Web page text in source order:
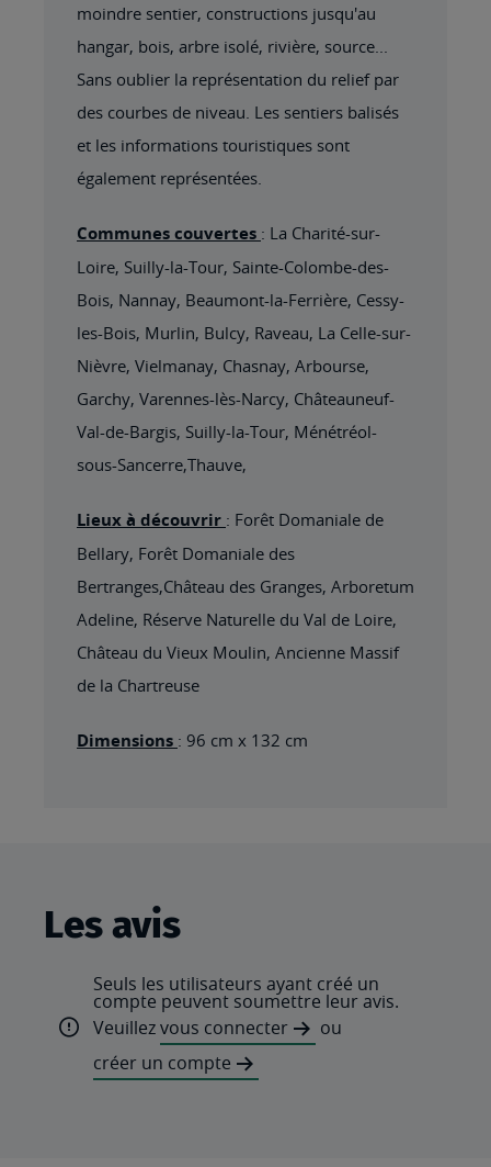
moindre sentier, constructions jusqu'au
hangar, bois, arbre isolé, rivière, source...
Sans oublier la représentation du relief par
des courbes de niveau. Les sentiers balisés
et les informations touristiques sont
également représentées.
Communes couvertes : La Charité-sur-
Loire, Suilly-la-Tour, Sainte-Colombe-des-
Bois, Nannay, Beaumont-la-Ferrière, Cessy-
les-Bois, Murlin, Bulcy, Raveau, La Celle-sur-
Nièvre, Vielmanay, Chasnay, Arbourse,
Garchy, Varennes-lès-Narcy, Châteauneuf-
Val-de-Bargis, Suilly-la-Tour, Ménétréol-
sous-Sancerre,Thauve,
Lieux à découvrir : Forêt Domaniale de
Bellary, Forêt Domaniale des
Bertranges,Château des Granges, Arboretum
Adeline, Réserve Naturelle du Val de Loire,
Château du Vieux Moulin, Ancienne Massif
de la Chartreuse
Dimensions : 96 cm x 132 cm
Les avis
Seuls les utilisateurs ayant créé un
compte peuvent soumettre leur avis.
Veuillezvous connecter
ou
créer un compte